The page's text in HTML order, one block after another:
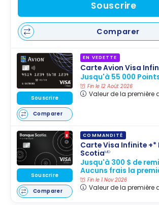
Souscrire
Comparer
EN VEDETTE
Carte Avion Visa
Jusqu'à 55 000
Fin le 12 Août 2026
Valeur de la première
Souscrire
Comparer
COMMANDITÉ
Carte Visa Infinite +*
ScotiaMD
Jusqu'à 300 $ de
Aucuns frais la
Fin le 1 Nov 2026
Valeur de la première
Souscrire
Comparer